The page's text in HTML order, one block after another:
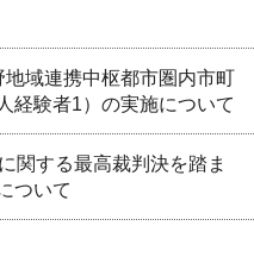
域連携中枢都市圏内市町
経験者1）の実施について
関する最高裁判決を踏ま
ついて